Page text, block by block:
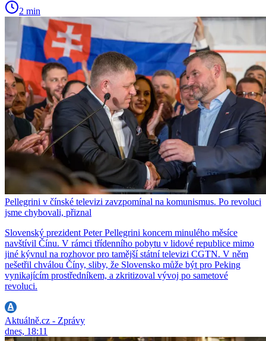
2 min
Pellegrini v čínské televizi zavzpomínal na komunismus. Po revoluci
jsme chybovali, přiznal
Slovenský prezident Peter Pellegrini koncem minulého měsíce
navštívil Čínu. V rámci třídenního pobytu v lidové republice mimo
jiné kývnul na rozhovor pro tamější státní televizi CGTN. V něm
nešetřil chválou Číny, sliby, že Slovensko může být pro Peking
vynikajícím prostředníkem, a zkritizoval vývoj po sametové
revoluci.
Aktuálně.cz - Zprávy
dnes, 18:11